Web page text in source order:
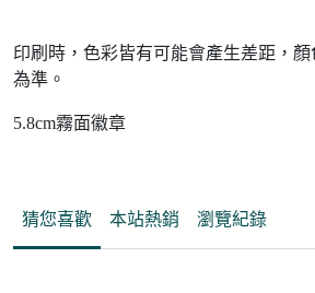
印刷時，色彩皆有可能會產生差距，
為準。
5.8cm霧面徽章
猜您喜歡 本站熱銷 瀏覽紀錄